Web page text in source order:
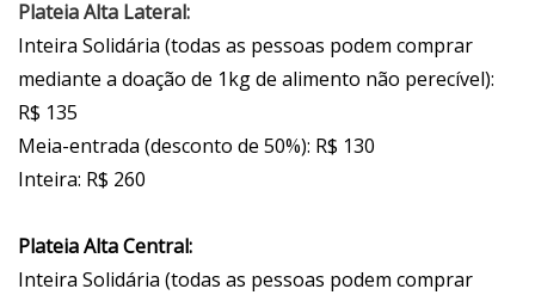
Plateia Alta Lateral:
Inteira Solidária (todas as pessoas podem comprar
mediante a doação de 1kg de alimento não perecível):
R$ 135
Meia-entrada (desconto de 50%): R$ 130
Inteira: R$ 260
Plateia Alta Central:
Inteira Solidária (todas as pessoas podem comprar